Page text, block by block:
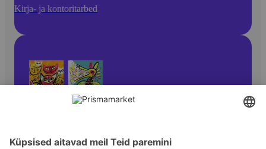
Kirja- ja kontoritarbed
Pliiatsid ja kirjutusvahendid